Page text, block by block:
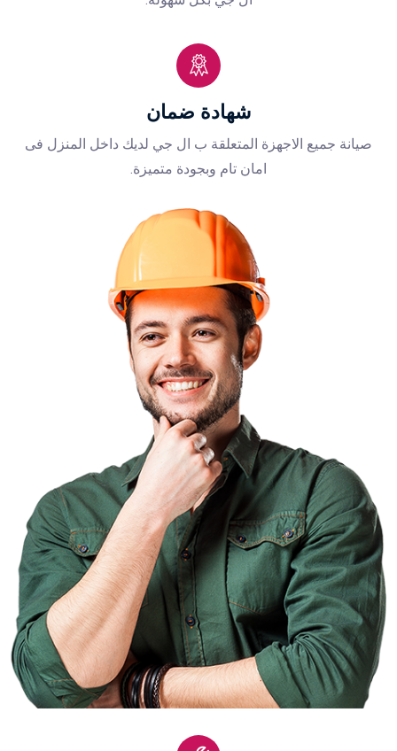
شهادة ضمان
صيانة جميع الاجهزة المتعلقة ب ال جي لديك داخل المنزل فى
امان تام وبجودة متميزة.